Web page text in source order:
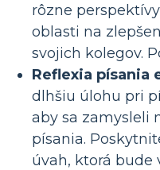
rôzne
oblasti na
svojich kolegov.
Reflexia písania
dlhšiu úlohu pri
aby sa zamysleli
písania.
úvah, ktorá bude